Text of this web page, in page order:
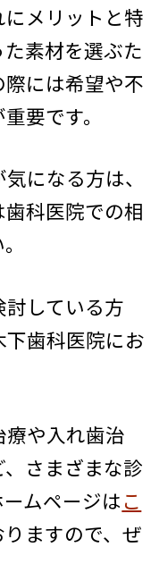
メリットと特
素材を選ぶた
には希望や不
要です。
になる方は、
科医院での相
している方
歯科医院にお
や入れ歯治
さまざまな診
ムページはこ
ますので、ぜ